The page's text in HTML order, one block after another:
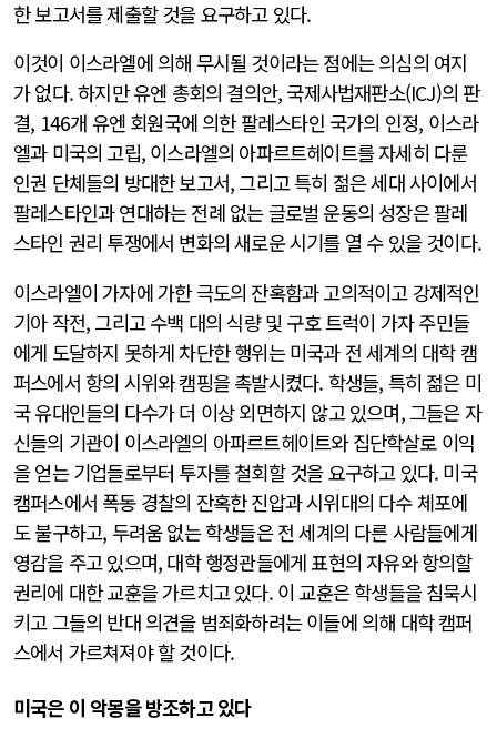
한 보고서를 제출할 것을 요구하고 있다.
이것이 이스라엘에 의해 무시될 것이라는 점에는 의심의 여지
가 없다. 하지만 유엔 총회의 결의안, 국제사법재판소(ICJ)의 판
결, 146개 유엔 회원국에 의한 팔레스타인 국가의 인정, 이스라
엘과 미국의 고립, 이스라엘의 아파르트헤이트를 자세히 다룬
인권 단체들의 방대한 보고서, 그리고 특히 젊은 세대 사이에서
팔레스타인과 연대하는 전례 없는 글로벌 운동의 성장은 팔레
스타인 권리 투쟁에서 변화의 새로운 시기를 열 수 있을 것이다.
이스라엘이 가자에 가한 극도의 잔혹함과 고의적이고 강제적인
기아 작전, 그리고 수백 대의 식량 및 구호 트럭이 가자 주민들
에게 도달하지 못하게 차단한 행위는 미국과 전 세계의 대학 캠
퍼스에서 항의 시위와 캠핑을 촉발시켰다. 학생들, 특히 젊은 미
국 유대인들의 다수가 더 이상 외면하지 않고 있으며, 그들은 자
신들의 기관이 이스라엘의 아파르트헤이트와 집단학살로 이익
을 얻는 기업들로부터 투자를 철회할 것을 요구하고 있다. 미국
캠퍼스에서 폭동 경찰의 잔혹한 진압과 시위대의 다수 체포에
도 불구하고, 두려움 없는 학생들은 전 세계의 다른 사람들에게
영감을 주고 있으며, 대학 행정관들에게 표현의 자유와 항의할
권리에 대한 교훈을 가르치고 있다. 이 교훈은 학생들을 침묵시
키고 그들의 반대 의견을 범죄화하려는 이들에 의해 대학 캠퍼
스에서 가르쳐져야 할 것이다.
미국은 이 악몽을 방조하고 있다